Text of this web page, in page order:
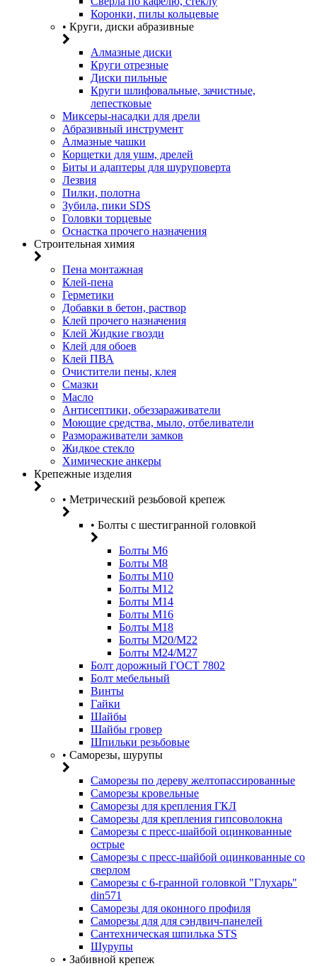
Коронки, пилы кольцевые
• Круги, диски абразивные
Алмазные диски
Круги отрезные
Диски пильные
Круги шлифовальные, зачистные,
лепестковые
Миксеры-насадки для дрели
Абразивный инструмент
Алмазные чашки
Корщетки для ушм, дрелей
Биты и адаптеры для шуруповерта
Лезвия
Пилки, полотна
Зубила, пики SDS
Головки торцевые
Оснастка прочего назначения
Строительная химия
Пена монтажная
Клей-пена
Герметики
Добавки в бетон, раствор
Клей прочего назначения
Клей Жидкие гвозди
Клей для обоев
Клей ПВА
Очистители пены, клея
Смазки
Масло
Антисептики, обеззараживатели
Моющие средства, мыло, отбеливатели
Размораживатели замков
Жидкое стекло
Химические анкеры
Крепежные изделия
• Метрический резьбовой крепеж
• Болты с шестигранной головкой
Болты М6
Болты М8
Болты М10
Болты М12
Болты М14
Болты М16
Болты М18
Болты М20/M22
Болты М24/М27
Болт дорожный ГОСТ 7802
Болт мебельный
Винты
Гайки
Шайбы
Шайбы гровер
Шпильки резьбовые
• Саморезы, шурупы
Саморезы по дереву желтопассированные
Саморезы кровельные
Саморезы для крепления ГКЛ
Саморезы для крепления гипсоволокна
Саморезы с пресс-шайбой оцинкованные
острые
Саморезы с пресс-шайбой оцинкованные со
сверлом
Саморезы с 6-гранной головкой "Глухарь"
din571
Саморезы для оконного профиля
Саморезы для для сэндвич-панелей
Сантехническая шпилька STS
Шурупы
• Забивной крепеж